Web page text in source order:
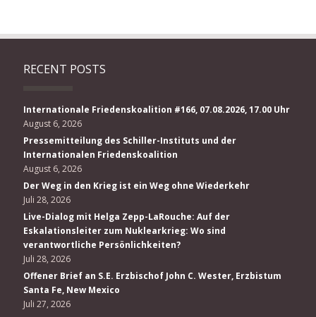
RECENT POSTS
Internationale Friedenskoalition #166, 07.08.2026, 17.00 Uhr
August 6, 2026
Pressemitteilung des Schiller-Instituts und der
Internationalen Friedenskoalition
August 6, 2026
Der Weg in den Krieg ist ein Weg ohne Wiederkehr
Juli 28, 2026
Live-Dialog mit Helga Zepp-LaRouche: Auf der
Eskalationsleiter zum Nuklearkrieg: Wo sind
verantwortliche Persönlichkeiten?
Juli 28, 2026
Offener Brief an S.E. Erzbischof John C. Wester, Erzbistum
Santa Fe, New Mexico
Juli 27, 2026